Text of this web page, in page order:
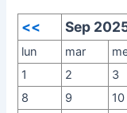
<< Sep
lun mar
1
2 3
8
9 10